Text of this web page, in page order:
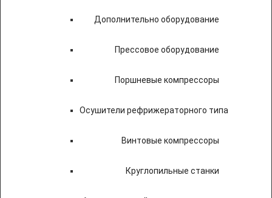
Дополнительно оборудование
Прессовое оборудование
Поршневые компрессоры
Осушители рефрижераторного типа
Винтовые компрессоры
Круглопильные станки